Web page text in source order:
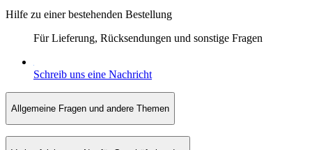
Hilfe zu einer bestehenden Bestellung
Für Lieferung, Rücksendungen und sonstige Fragen
Schreib uns eine Nachricht
Allgemeine Fragen und andere Themen